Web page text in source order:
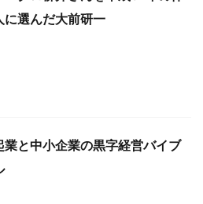
に選んだ大前研一
業と中小企業の黒字経営バイブ